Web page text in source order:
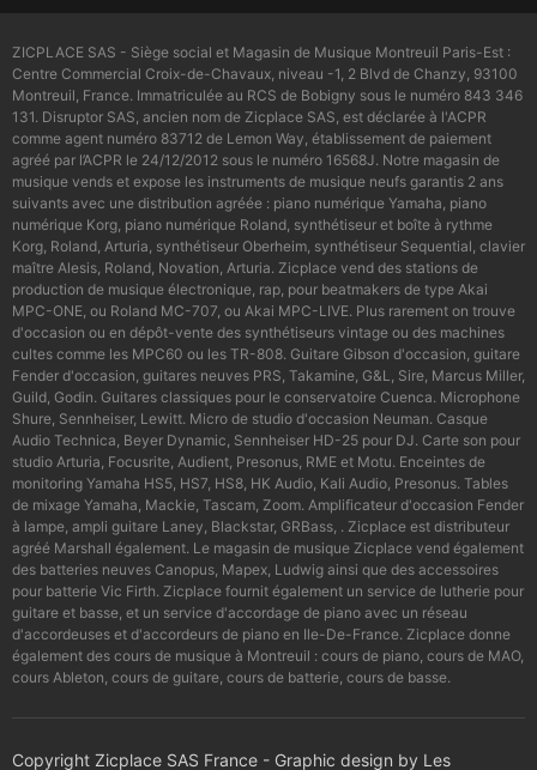
ZICPLACE SAS - Siège social et Magasin de Musique Montreuil Paris-Est :
Centre Commercial Croix-de-Chavaux, niveau -1, 2 Blvd de Chanzy, 93100
Montreuil, France. Immatriculée au RCS de Bobigny sous le numéro 843 346
131. Disruptor SAS, ancien nom de Zicplace SAS, est déclarée à l'ACPR
comme agent numéro 83712 de Lemon Way, établissement de paiement
agréé par l’ACPR le 24/12/2012 sous le numéro 16568J. Notre magasin de
musique vends et expose les instruments de musique neufs garantis 2 ans
suivants avec une distribution agréée : piano numérique Yamaha, piano
numérique Korg, piano numérique Roland, synthétiseur et boîte à rythme
Korg, Roland, Arturia, synthétiseur Oberheim, synthétiseur Sequential, clavier
maître Alesis, Roland, Novation, Arturia. Zicplace vend des stations de
production de musique électronique, rap, pour beatmakers de type Akai
MPC-ONE, ou Roland MC-707, ou Akai MPC-LIVE. Plus rarement on trouve
d'occasion ou en dépôt-vente des synthétiseurs vintage ou des machines
cultes comme les MPC60 ou les TR-808. Guitare Gibson d'occasion, guitare
Fender d'occasion, guitares neuves PRS, Takamine, G&L, Sire, Marcus Miller,
Guild, Godin. Guitares classiques pour le conservatoire Cuenca. Microphone
Shure, Sennheiser, Lewitt. Micro de studio d'occasion Neuman. Casque
Audio Technica, Beyer Dynamic, Sennheiser HD-25 pour DJ. Carte son pour
studio Arturia, Focusrite, Audient, Presonus, RME et Motu. Enceintes de
monitoring Yamaha HS5, HS7, HS8, HK Audio, Kali Audio, Presonus. Tables
de mixage Yamaha, Mackie, Tascam, Zoom. Amplificateur d'occasion Fender
à lampe, ampli guitare Laney, Blackstar, GRBass, . Zicplace est distributeur
agréé Marshall également. Le magasin de musique Zicplace vend également
des batteries neuves Canopus, Mapex, Ludwig ainsi que des accessoires
pour batterie Vic Firth. Zicplace fournit également un service de lutherie pour
guitare et basse, et un service d'accordage de piano avec un réseau
d'accordeuses et d'accordeurs de piano en Ile-De-France. Zicplace donne
également des cours de musique à Montreuil : cours de piano, cours de MAO,
cours Ableton, cours de guitare, cours de batterie, cours de basse.
Copyright Zicplace SAS France - Graphic design by Les